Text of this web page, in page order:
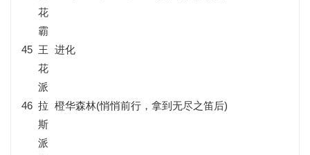
花
45
霸
王
花
进化
46
派
拉
斯
橙华森林(悄悄前行，拿到无尽之笛后)
派